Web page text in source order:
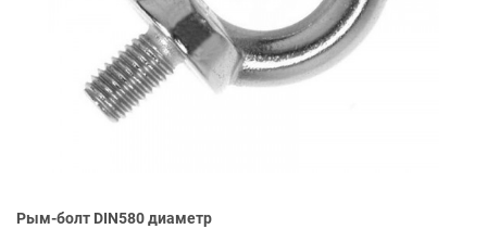
Рым-болт DIN580 диаметр